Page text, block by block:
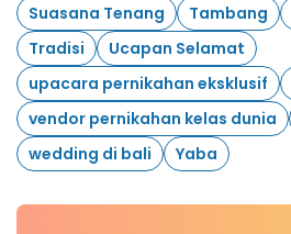
Suasana Tenang
Tambang
Tradisi
Ucapan Selamat
upacara pernikahan eksklusif
vendor pernikahan kelas dunia
wedding di bali
Yaba